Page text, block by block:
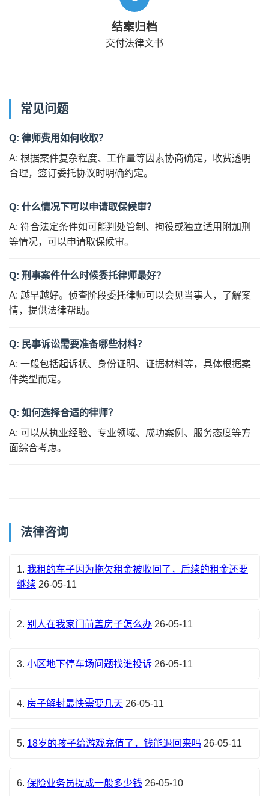
结案归档
交付法律文书
常见问题
Q: 律师费用如何收取？
A: 根据案件复杂程度、工作量等因素协商确定，收费透明
合理，签订委托协议时明确约定。
Q: 什么情况下可以申请取保候审？
A: 符合法定条件如可能判处管制、拘役或独立适用附加刑
等情况，可以申请取保候审。
Q: 刑事案件什么时候委托律师最好？
A: 越早越好。侦查阶段委托律师可以会见当事人，了解案
情，提供法律帮助。
Q: 民事诉讼需要准备哪些材料？
A: 一般包括起诉状、身份证明、证据材料等，具体根据案
件类型而定。
Q: 如何选择合适的律师？
A: 可以从执业经验、专业领域、成功案例、服务态度等方
面综合考虑。
法律咨询
1. 我租的车子因为拖欠租金被收回了，后续的租金还要
继续 26-05-11
2. 别人在我家门前盖房子怎么办 26-05-11
3. 小区地下停车场问题找谁投诉 26-05-11
4. 房子解封最快需要几天 26-05-11
5. 18岁的孩子给游戏充值了，钱能退回来吗 26-05-11
6. 保险业务员提成一般多少钱 26-05-10